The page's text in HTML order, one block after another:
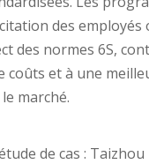
des employés
des normes 6S,
coûts et à une
marché.
de cas :